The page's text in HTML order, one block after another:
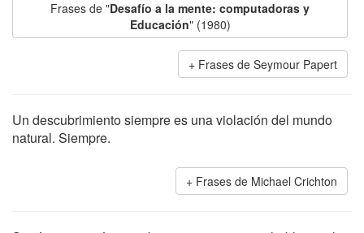
Frases de "Desafío a la mente: computadoras y
Educación" (1980)
Frases de Seymour Papert
Un descubrimiento siempre es una violación del mundo
natural. Siempre.
Frases de Michael Crichton